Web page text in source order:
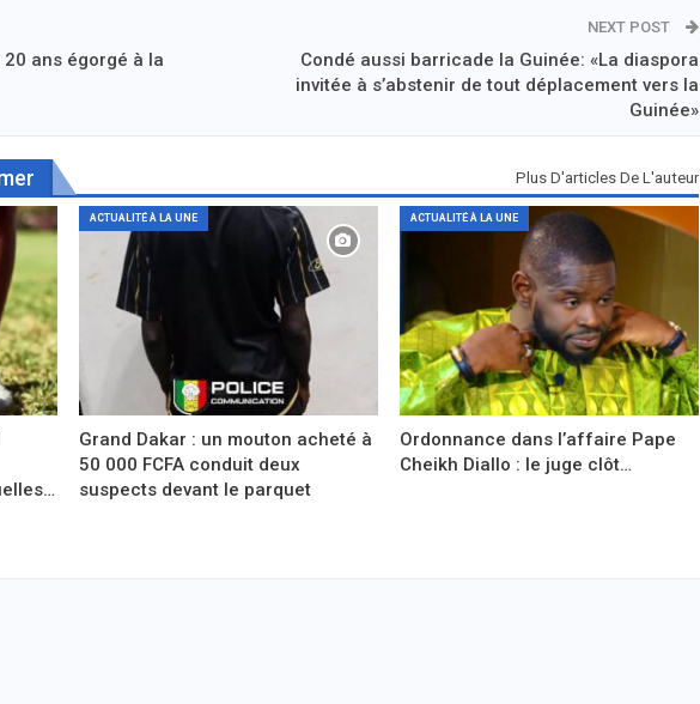
ans égorgé à la
NEXT POST
Condé aussi barricade la Guinée: «La diaspora
invitée à s’abstenir de tout déplacement vers la
Guinée»
Plus D'articles De L'auteur
ACTUALITÉ À LA UNE
Grand Dakar : un mouton acheté à
50 000 FCFA conduit deux
suspects devant le parquet
ACTUALITÉ À LA UNE
Ordonnance dans l’affaire Pape
Cheikh Diallo : le juge clôt…